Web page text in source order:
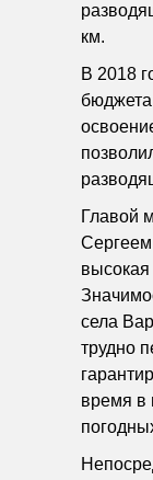
км.
В 2018
Главой
высокая
села
трудно
время в